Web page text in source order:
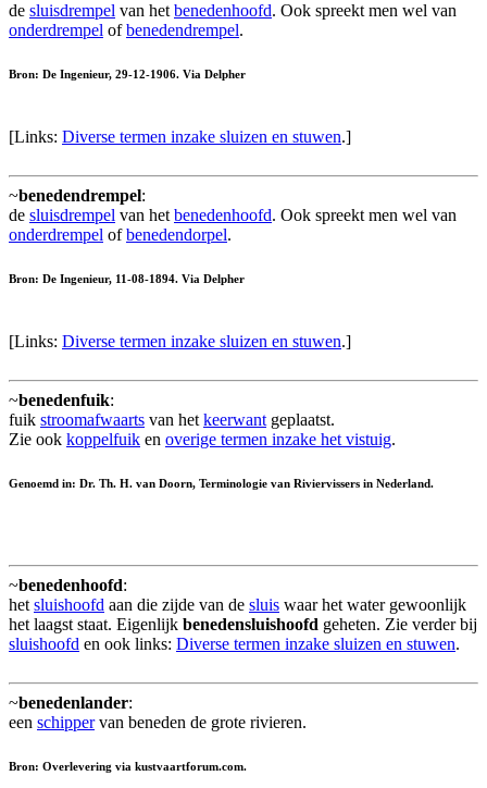
de sluisdrempel van het benedenhoofd. Ook spreekt men wel van
onderdrempel ofbenedendrempel.
Bron: De Ingenieur, 29-12-1906. Via Delpher
[Links: Diverse termen inzake sluizen en stuwen.]
~benedendrempel:
de sluisdrempel van het benedenhoofd. Ook spreekt men wel van
onderdrempel ofbenedendorpel.
Bron: De Ingenieur, 11-08-1894. Via Delpher
[Links: Diverse termen inzake sluizen en stuwen.]
~benedenfuik:
fuik stroomafwaarts van het keerwant geplaatst.
Zie ook koppelfuik en overige termen inzake het vistuig.
Genoemd in: Dr. Th. H. van Doorn, Terminologie van Riviervissers in Nederland.
~benedenhoofd:
het sluishoofd aan die zijde van de sluis waar het water gewoonlijk
het laagst staat. Eigenlijk benedensluishoofd geheten. Zie verder bij
sluishoofd en ook links: Diverse termen inzake sluizen en stuwen.
~benedenlander:
een schippervan beneden de grote rivieren.
Bron: Overlevering via kustvaartforum.com.